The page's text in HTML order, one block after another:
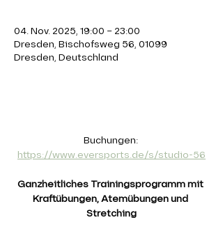
04. Nov. 2025, 19:00 – 23:00
Dresden, Bischofsweg 56, 01099
Dresden, Deutschland
Buchungen:
https://www.eversports.de/s/studio-56
Ganzheitliches Trainingsprogramm mit
Kraftübungen, Atemübungen und
Stretching